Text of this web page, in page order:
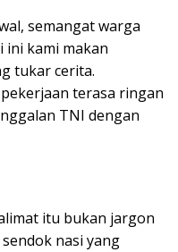
semangat warga
ini kami makan
tukar cerita.
terasa ringan
TNI dengan
itu bukan jargon
nasi yang